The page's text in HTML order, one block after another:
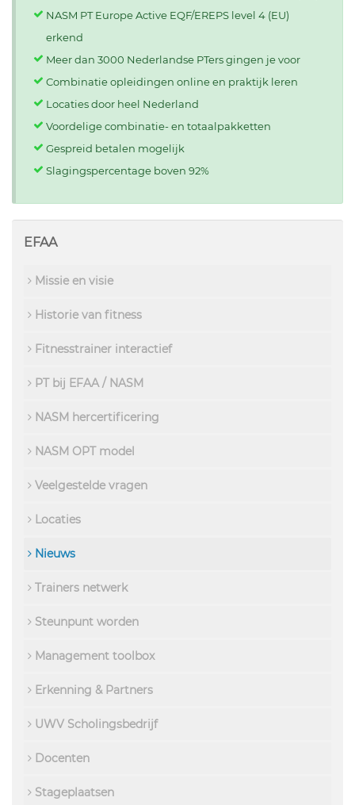
NASM PT Europe Active EQF/EREPS level 4 (EU)
erkend
Meer dan 3000 Nederlandse PTers gingen je voor
Combinatie opleidingen online en praktijk leren
Locaties door heel Nederland
Voordelige combinatie- en totaalpakketten
Gespreid betalen mogelijk
Slagingspercentage boven 92%
EFAA
Missie en visie
Historie van fitness
Fitnesstrainer interactief
PT bij EFAA / NASM
NASM hercertificering
NASM OPT model
Veelgestelde vragen
Locaties
Nieuws
Trainers netwerk
Steunpunt worden
Management toolbox
Erkenning & Partners
UWV Scholingsbedrijf
Docenten
Stageplaatsen